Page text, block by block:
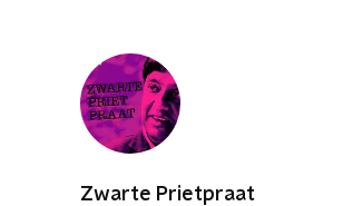
Zwarte Prietpraat